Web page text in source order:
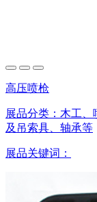
高压喷枪
展品分类： 木工、
及吊索具、轴承等
展品关键词：